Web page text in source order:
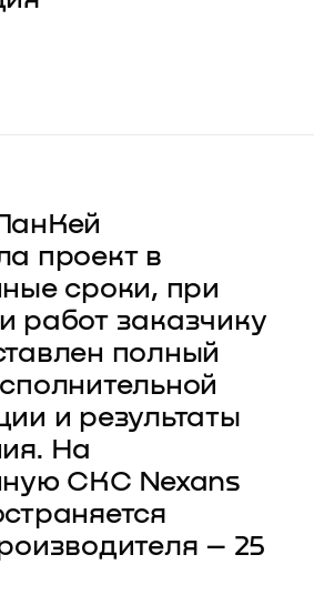
проект в
сроки, при
работ заказчику
полный
и результаты
На
СКС Nexans
– 25